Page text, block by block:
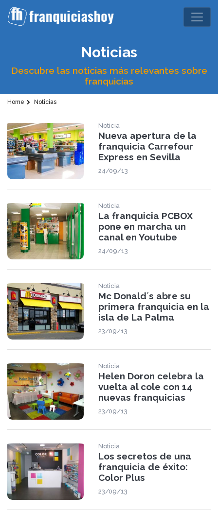
Noticias
Descubre las noticias más relevantes sobre
franquicias
Home Noticias
Noticia
Nueva apertura de la
franquicia Carrefour
Express en Sevilla
24/09/13
Noticia
La franquicia PCBOX
pone en marcha un
canal en Youtube
24/09/13
Noticia
Mc Donald´s abre su
primera franquicia en la
isla de La Palma
23/09/13
Noticia
Helen Doron celebra la
vuelta al cole con 14
nuevas franquicias
23/09/13
Noticia
Los secretos de una
franquicia de éxito:
Color Plus
23/09/13